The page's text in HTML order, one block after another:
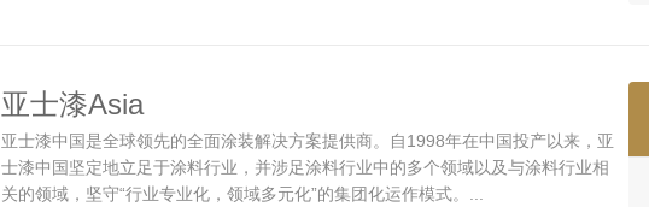
亚士漆Asia
亚士漆中国是全球领先的全面涂装解决方案提供商。自1998年在中国投产以来，亚
士漆中国坚定地立足于涂料行业，并涉足涂料行业中的多个领域以及与涂料行业相
关的领域，坚守“行业专业化，领域多元化”的集团化运作模式。...